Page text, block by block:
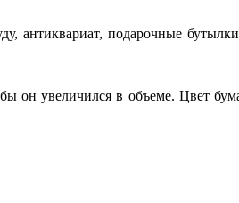
антиквариат, подарочные
увеличился в объеме. Цвет